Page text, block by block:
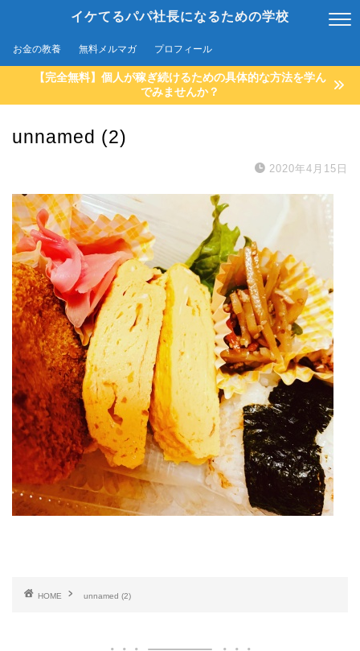
イケてるパパ社長になるための学校
お金の教養 無料メルマガ プロフィール
【完全無料】個人が稼ぎ続けるための具体的な方法を学ん
でみませんか？
unnamed (2)
2020年4月15日
HOME unnamed (2)